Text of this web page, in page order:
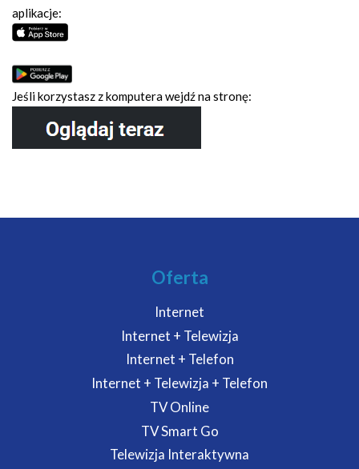
aplikacje:
Jeśli korzystasz z komputera wejdź na stronę:
Oferta
Internet
Internet + Telewizja
Internet + Telefon
Internet + Telewizja + Telefon
TV Online
TV Smart Go
Telewizja Interaktywna